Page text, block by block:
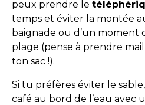
peux prendre le
temps et éviter la montée
baignade ou d’un moment
plage (pense à prendre
ton sac !).
Si tu préfères éviter le
café au bord de l’eau avec